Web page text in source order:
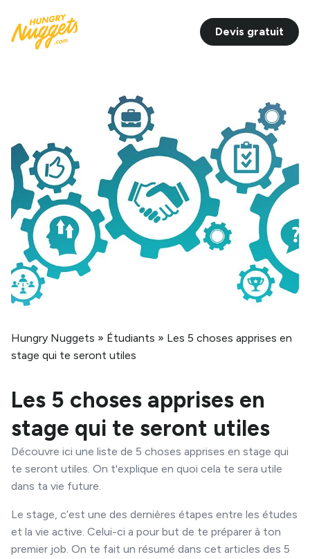
Devis gratuit
Hungry Nuggets » Étudiants » Les 5 choses apprises en
stage qui te seront utiles
Les 5 choses apprises en
stage qui te seront utiles
Découvre ici une liste de 5 choses apprises en stage qui
te seront utiles. On t'explique en quoi cela te sera utile
dans ta vie future.
Le stage, c’est une des dernières étapes entre les études
et la vie active. Celui-ci a pour but de te préparer à ton
premier job. On te fait un résumé dans cet articles des 5